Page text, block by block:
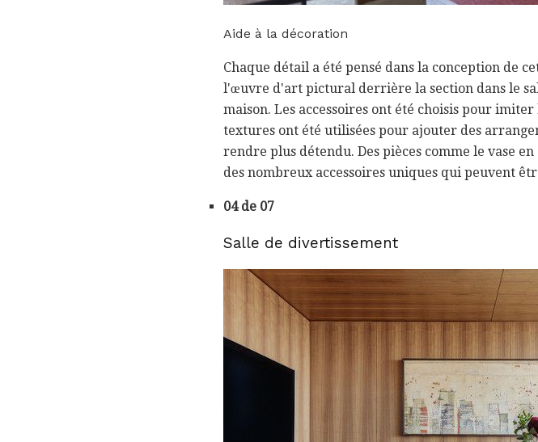
Aide à la décoration
Chaque détail a été pensé dans la conception de
l'œuvre d'art pictural derrière la section dans le
maison. Les accessoires ont été choisis pour
textures ont été utilisées pour ajouter des
rendre plus détendu. Des pièces comme le vase
des nombreux accessoires uniques qui peuvent
04 de 07
Salle de divertissement